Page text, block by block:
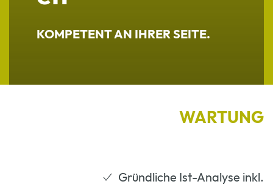
KOMPETENT AN IHRER SEITE.
WARTUNG
Gründliche Ist-Analyse inkl.